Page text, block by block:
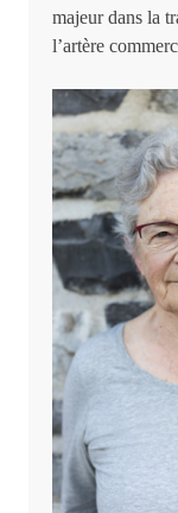
majeur dans la
l’artère